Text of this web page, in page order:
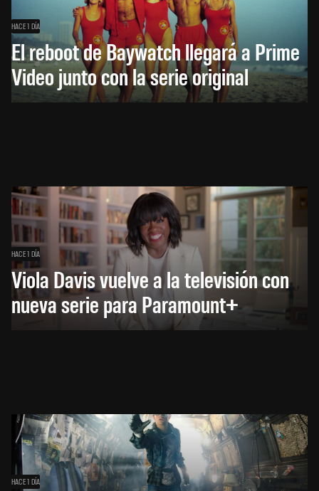
HACE 1 DÍA
El reboot de Baywatch llegará a Prime
Video junto con la serie original
HACE 1 DÍA
Viola Davis vuelve a la televisión con
nueva serie para Paramount+
HACE 1 DÍA